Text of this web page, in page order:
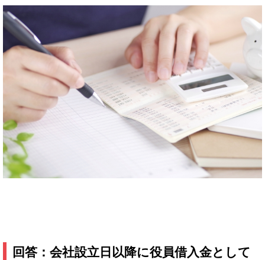
回答：会社設立日以降に役員借入金として